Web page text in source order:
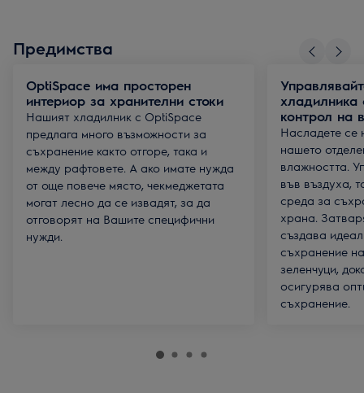
Предимства
OptiSpace има просторен
интериор за хранителни стоки
Нашият хладилник с OptiSpace
предлага много възможности за
съхранение както отгоре, така и
между рафтовете. А ако имате нужда
от още повече място, чекмеджетата
могат лесно да се извадят, за да
отговорят на Вашите специфични
нужди.
хладилника
контрол на
Насладете се
нашето
влажността.
във въздуха,
среда за
храна.
създава
съхранение
зеленчуци,
осигурява
съхранение.